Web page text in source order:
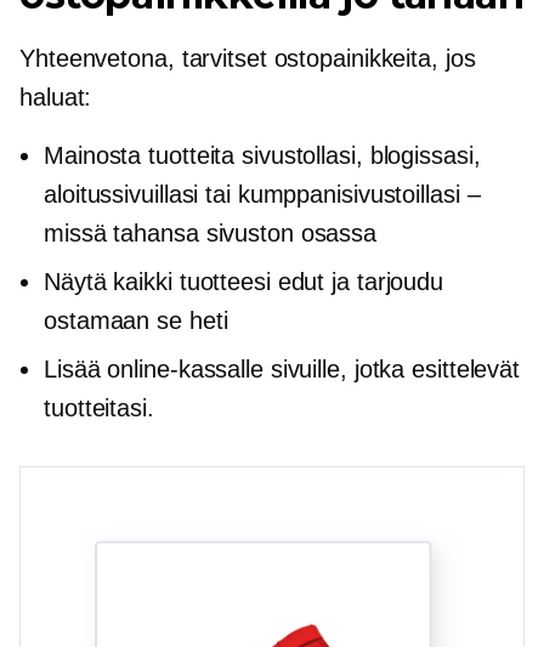
Yhteenvetona, tarvitset ostopainikkeita, jos
haluat:
Mainosta tuotteita sivustollasi, blogissasi,
aloitussivuillasi tai kumppanisivustoillasi –
missä tahansa sivuston osassa
Näytä kaikki tuotteesi edut ja tarjoudu
ostamaan se heti
Lisää online-kassalle sivuille, jotka esittelevät
tuotteitasi.